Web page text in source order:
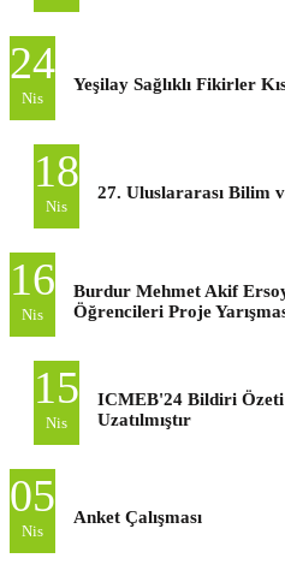
24
Nis
Yeşilay Sağlıklı Fikirler
18
Nis
27. Uluslararası Bilim
16
Nis
Burdur Mehmet Akif
Öğrencileri Proje
15
Nis
ICMEB'24 Bildiri
Uzatılmıştır
05
Nis
Anket Çalışması